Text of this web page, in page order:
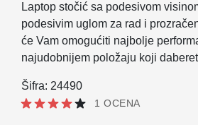
Laptop stočić sa podesivom
podesivim uglom za rad i
će Vam omogućiti najbolje
najudobnijem položaju koji
Šifra: 24490
1 OCENA